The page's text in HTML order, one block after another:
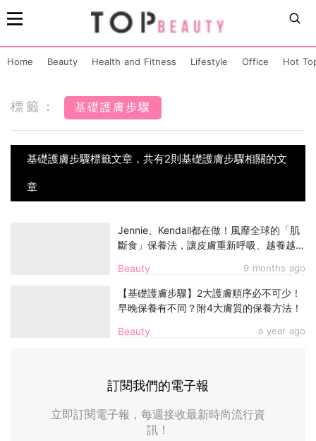
Home Beauty Health and Fitness Lifestyle Office Hot
標籤： 基礎護膚步驟
基礎護膚步驟標籤文章，共有2則基礎護膚步驟相關的文
章
Beauty 9 months ago
Jennie、Kendall都在做！風靡全球的「肌
斷食」保養法，讓皮膚重新呼吸、越養越
Beauty a year ago
【基礎護膚步驟】2大護膚順序必不可少！
早晚保養有不同？附4大膚質的保養方法！
訂閱我們的電子報
立即訂閱電子報，每週接收最新時尚流行資
訊！